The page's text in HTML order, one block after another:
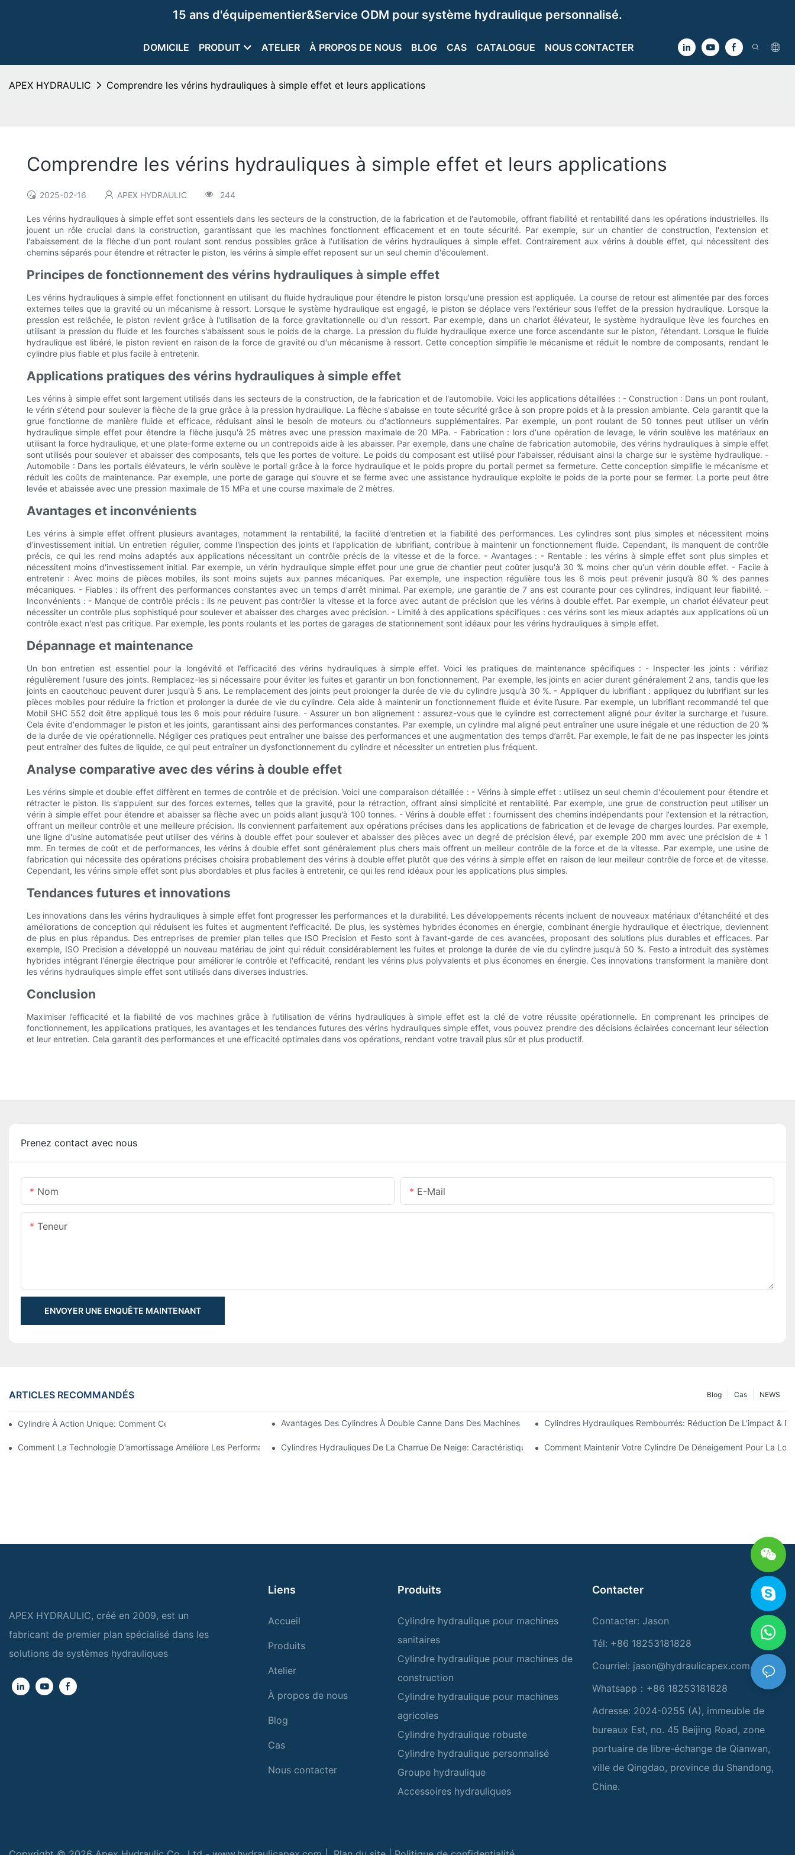
15 ans d'équipementier&Service ODM pour système hydraulique personnalisé.
DOMICILE PRODUIT ATELIER À PROPOS DE NOUS BLOG CAS CATALOGUE NOUS CONTACTER
APEX HYDRAULIC Comprendre les vérins hydrauliques à simple effet et leurs applications
Comprendre les vérins hydrauliques à simple effet et leurs applications
2025-02-16 APEX HYDRAULIC 244
Les vérins hydrauliques à simple effet sont essentiels dans les secteurs de la construction, de la fabrication et de l'automobile, offrant fiabilité et rentabilité dans les opérations industrielles. Ils
jouent un rôle crucial dans la construction, garantissant que les machines fonctionnent efficacement et en toute sécurité. Par exemple, sur un chantier de construction, l'extension et
l'abaissement de la flèche d'un pont roulant sont rendus possibles grâce à l'utilisation de vérins hydrauliques à simple effet. Contrairement aux vérins à double effet, qui nécessitent des
chemins séparés pour étendre et rétracter le piston, les vérins à simple effet reposent sur un seul chemin d'écoulement.
Principes de fonctionnement des vérins hydrauliques à simple effet
Les vérins hydrauliques à simple effet fonctionnent en utilisant du fluide hydraulique pour étendre le piston lorsqu'une pression est appliquée. La course de retour est alimentée par des forces
externes telles que la gravité ou un mécanisme à ressort. Lorsque le système hydraulique est engagé, le piston se déplace vers l'extérieur sous l'effet de la pression hydraulique. Lorsque la
pression est relâchée, le piston revient grâce à l'utilisation de la force gravitationnelle ou d'un ressort. Par exemple, dans un chariot élévateur, le système hydraulique lève les fourches en
utilisant la pression du fluide et les fourches s'abaissent sous le poids de la charge. La pression du fluide hydraulique exerce une force ascendante sur le piston, l'étendant. Lorsque le fluide
hydraulique est libéré, le piston revient en raison de la force de gravité ou d'un mécanisme à ressort. Cette conception simplifie le mécanisme et réduit le nombre de composants, rendant le
cylindre plus fiable et plus facile à entretenir.
Applications pratiques des vérins hydrauliques à simple effet
Les vérins à simple effet sont largement utilisés dans les secteurs de la construction, de la fabrication et de l'automobile. Voici les applications détaillées : - Construction : Dans un pont roulant,
le vérin s'étend pour soulever la flèche de la grue grâce à la pression hydraulique. La flèche s'abaisse en toute sécurité grâce à son propre poids et à la pression ambiante. Cela garantit que la
grue fonctionne de manière fluide et efficace, réduisant ainsi le besoin de moteurs ou d'actionneurs supplémentaires. Par exemple, un pont roulant de 50 tonnes peut utiliser un vérin
hydraulique simple effet pour étendre la flèche jusqu'à 25 mètres avec une pression maximale de 20 MPa. - Fabrication : lors d'une opération de levage, le vérin soulève les matériaux en
utilisant la force hydraulique, et une plate-forme externe ou un contrepoids aide à les abaisser. Par exemple, dans une chaîne de fabrication automobile, des vérins hydrauliques à simple effet
sont utilisés pour soulever et abaisser des composants, tels que les portes de voiture. Le poids du composant est utilisé pour l'abaisser, réduisant ainsi la charge sur le système hydraulique. -
Automobile : Dans les portails élévateurs, le vérin soulève le portail grâce à la force hydraulique et le poids propre du portail permet sa fermeture. Cette conception simplifie le mécanisme et
réduit les coûts de maintenance. Par exemple, une porte de garage qui s’ouvre et se ferme avec une assistance hydraulique exploite le poids de la porte pour se fermer. La porte peut être
levée et abaissée avec une pression maximale de 15 MPa et une course maximale de 2 mètres.
Avantages et inconvénients
Les vérins à simple effet offrent plusieurs avantages, notamment la rentabilité, la facilité d'entretien et la fiabilité des performances. Les cylindres sont plus simples et nécessitent moins
d’investissement initial. Un entretien régulier, comme l'inspection des joints et l'application de lubrifiant, contribue à maintenir un fonctionnement fluide. Cependant, ils manquent de contrôle
précis, ce qui les rend moins adaptés aux applications nécessitant un contrôle précis de la vitesse et de la force. - Avantages : - Rentable : les vérins à simple effet sont plus simples et
nécessitent moins d'investissement initial. Par exemple, un vérin hydraulique simple effet pour une grue de chantier peut coûter jusqu'à 30 % moins cher qu'un vérin double effet. - Facile à
entretenir : Avec moins de pièces mobiles, ils sont moins sujets aux pannes mécaniques. Par exemple, une inspection régulière tous les 6 mois peut prévenir jusqu’à 80 % des pannes
mécaniques. - Fiables : ils offrent des performances constantes avec un temps d'arrêt minimal. Par exemple, une garantie de 7 ans est courante pour ces cylindres, indiquant leur fiabilité. -
Inconvénients : - Manque de contrôle précis : ils ne peuvent pas contrôler la vitesse et la force avec autant de précision que les vérins à double effet. Par exemple, un chariot élévateur peut
nécessiter un contrôle plus sophistiqué pour soulever et abaisser des charges avec précision. - Limité à des applications spécifiques : ces vérins sont les mieux adaptés aux applications où un
contrôle exact n'est pas critique. Par exemple, les ponts roulants et les portes de garages de stationnement sont idéaux pour les vérins hydrauliques à simple effet.
Dépannage et maintenance
Un bon entretien est essentiel pour la longévité et l’efficacité des vérins hydrauliques à simple effet. Voici les pratiques de maintenance spécifiques : - Inspecter les joints : vérifiez
régulièrement l'usure des joints. Remplacez-les si nécessaire pour éviter les fuites et garantir un bon fonctionnement. Par exemple, les joints en acier durent généralement 2 ans, tandis que les
joints en caoutchouc peuvent durer jusqu'à 5 ans. Le remplacement des joints peut prolonger la durée de vie du cylindre jusqu'à 30 %. - Appliquer du lubrifiant : appliquez du lubrifiant sur les
pièces mobiles pour réduire la friction et prolonger la durée de vie du cylindre. Cela aide à maintenir un fonctionnement fluide et évite l’usure. Par exemple, un lubrifiant recommandé tel que
Mobil SHC 552 doit être appliqué tous les 6 mois pour réduire l'usure. - Assurer un bon alignement : assurez-vous que le cylindre est correctement aligné pour éviter la surcharge et l'usure.
Cela évite d'endommager le piston et les joints, garantissant ainsi des performances constantes. Par exemple, un cylindre mal aligné peut entraîner une usure inégale et une réduction de 20 %
de la durée de vie opérationnelle. Négliger ces pratiques peut entraîner une baisse des performances et une augmentation des temps d’arrêt. Par exemple, le fait de ne pas inspecter les joints
peut entraîner des fuites de liquide, ce qui peut entraîner un dysfonctionnement du cylindre et nécessiter un entretien plus fréquent.
Analyse comparative avec des vérins à double effet
Les vérins simple et double effet diffèrent en termes de contrôle et de précision. Voici une comparaison détaillée : - Vérins à simple effet : utilisez un seul chemin d'écoulement pour étendre et
rétracter le piston. Ils s'appuient sur des forces externes, telles que la gravité, pour la rétraction, offrant ainsi simplicité et rentabilité. Par exemple, une grue de construction peut utiliser un
vérin à simple effet pour étendre et abaisser sa flèche avec un poids allant jusqu'à 100 tonnes. - Vérins à double effet : fournissent des chemins indépendants pour l'extension et la rétraction,
offrant un meilleur contrôle et une meilleure précision. Ils conviennent parfaitement aux opérations précises dans les applications de fabrication et de levage de charges lourdes. Par exemple,
une ligne d'usine automatisée peut utiliser des vérins à double effet pour soulever et abaisser des pièces avec un degré de précision élevé, par exemple 200 mm avec une précision de ± 1
mm. En termes de coût et de performances, les vérins à double effet sont généralement plus chers mais offrent un meilleur contrôle de la force et de la vitesse. Par exemple, une usine de
fabrication qui nécessite des opérations précises choisira probablement des vérins à double effet plutôt que des vérins à simple effet en raison de leur meilleur contrôle de force et de vitesse.
Cependant, les vérins simple effet sont plus abordables et plus faciles à entretenir, ce qui les rend idéaux pour les applications plus simples.
Tendances futures et innovations
Les innovations dans les vérins hydrauliques à simple effet font progresser les performances et la durabilité. Les développements récents incluent de nouveaux matériaux d'étanchéité et des
améliorations de conception qui réduisent les fuites et augmentent l'efficacité. De plus, les systèmes hybrides économes en énergie, combinant énergie hydraulique et électrique, deviennent
de plus en plus répandus. Des entreprises de premier plan telles que ISO Precision et Festo sont à l’avant-garde de ces avancées, proposant des solutions plus durables et efficaces. Par
exemple, ISO Precision a développé un nouveau matériau de joint qui réduit considérablement les fuites et prolonge la durée de vie du cylindre jusqu'à 50 %. Festo a introduit des systèmes
hybrides intégrant l'énergie électrique pour améliorer le contrôle et l'efficacité, rendant les vérins plus polyvalents et plus économes en énergie. Ces innovations transforment la manière dont
les vérins hydrauliques simple effet sont utilisés dans diverses industries.
Conclusion
Maximiser l’efficacité et la fiabilité de vos machines grâce à l’utilisation de vérins hydrauliques à simple effet est la clé de votre réussite opérationnelle. En comprenant les principes de
fonctionnement, les applications pratiques, les avantages et les tendances futures des vérins hydrauliques simple effet, vous pouvez prendre des décisions éclairées concernant leur sélection
et leur entretien. Cela garantit des performances et une efficacité optimales dans vos opérations, rendant votre travail plus sûr et plus productif.
Prenez contact avec nous
Nom E-Mail
Teneur
ENVOYER UNE ENQUÊTE MAINTENANT
ARTICLES RECOMMANDÉS NEWS
Cas
Blog
Cylindre À Action Unique: Comment Cela Fonctionne & Applications CommunesAvantages Des Cylindres À Double Canne Dans Des Machines De PrécisionCylindres Hydrauliques Rembourrés: Réduction De L'impact &
Comment La Technologie D'amortissage Améliore Les Performances De Cylindre HydrauliqueCylindres Hydrauliques De La Charrue De Neige: Caractéristiques Clés Pour Les Conditions Hivernales Dures
Comment Maintenir Votre Cylindre De Déneigement Pour La
APEX HYDRAULIC, créé en 2009, est un
fabricant de premier plan spécialisé dans les
solutions de systèmes hydrauliques
Liens
Accueil
Produits
Atelier
À propos de nous
Blog
Cas
Nous contacter
Produits
Cylindre hydraulique pour machines
sanitaires
Cylindre hydraulique pour machines de
construction
Cylindre hydraulique pour machines
agricoles
Cylindre hydraulique robuste
Cylindre hydraulique personnalisé
Groupe hydraulique
Accessoires hydrauliques
Contacter
Contacter: Jason
Tél: +86 18253181828
Courriel: jason@hydraulicapex.com
Whatsapp：+86 18253181828
Adresse: 2024-0255 (A), immeuble de
bureaux Est, no. 45 Beijing Road, zone
portuaire de libre-échange de Qianwan,
ville de Qingdao, province du Shandong,
Chine.